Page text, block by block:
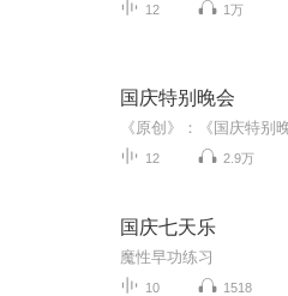
12 1万
国庆特别晚会
12 2.9万
国庆七天乐
魔性早功练习
10 1518